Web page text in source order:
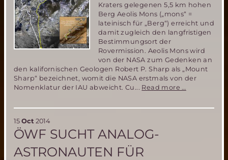
Kraters gelegenen 5,5 km hohen
Berg Aeolis Mons („mons“ =
lateinisch für „Berg“) erreicht und
damit zugleich den langfristigen
Bestimmungsort der
Rovermission. Aeolis Mons wird
von der NASA zum Gedenken an
den kalifornischen Geologen Robert P. Sharp als „Mount
Sharp“ bezeichnet, womit die NASA erstmals von der
Nomenklatur der IAU abweicht. Cu... Read more …
15 Oct 2014
ÖWF SUCHT ANALOG-
ASTRONAUTEN FÜR